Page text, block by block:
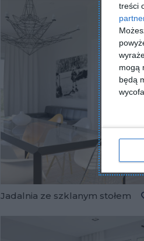
treści
mogą
będą
Jadalnia ze szklanym stołem